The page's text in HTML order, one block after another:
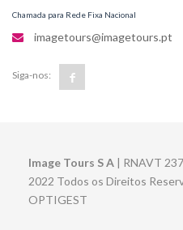
Chamada para Rede Fixa Nacional
imagetours@imagetours.pt
Siga-nos:
Image Tours S A | RNAVT
2022 Todos os Direitos
OPTIGEST